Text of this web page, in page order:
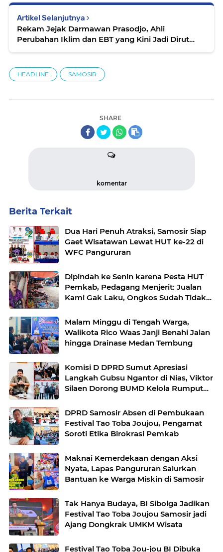
Artikel Selanjutnya
Rekam Jejak Darmawan Prasodjo, Ahli
Perubahan Iklim dan EBT yang Kini Jadi Dirut
HEADLINE SAMOSIR
SHARE
komentar
Berita Terkait
Dua Hari Penuh Atraksi, Samosir Siap
Gaet Wisatawan Lewat HUT ke-22 di
WFC Pangururan
Dipindah ke Senin karena Pesta HUT
Pemkab, Pedagang Menjerit: Jualan
Kami Gak Laku, Ongkos Sudah Tidak
Malam Minggu di Tengah Warga,
Walikota Rico Waas Janji Benahi Jalan
hingga Drainase Medan Tembung
Komisi D DPRD Sumut Apresiasi
Langkah Gubsu Ngantor di Nias, Viktor
Silaen Dorong BUMD Kelola Rumput
DPRD Samosir Absen di Pembukaan
Festival Tao Toba Joujou, Pengamat
Soroti Etika Birokrasi Pemkab
Maknai Kemerdekaan dengan Aksi
Nyata, Lapas Pangururan Salurkan
Bantuan ke Warga Miskin di Samosir
Tak Hanya Budaya, BI Sibolga Jadikan
Festival Tao Toba Joujou Samosir jadi
Ajang Dongkrak UMKM Wisata
Festival Tao Toba Jou-jou BI Dibuka